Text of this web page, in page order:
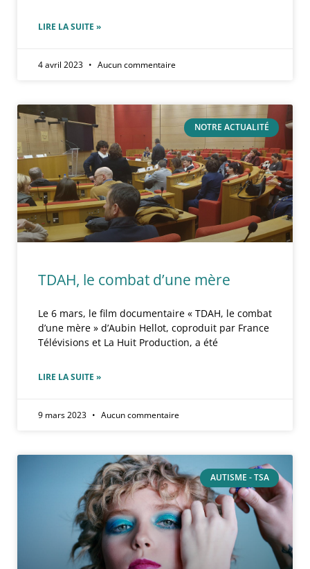
LIRE LA SUITE »
4 avril 2023 Aucun commentaire
NOTRE ACTUALITÉ
TDAH, le combat d’une mère
Le 6 mars, le film documentaire « TDAH, le combat
d’une mère » d’Aubin Hellot, coproduit par France
Télévisions et La Huit Production, a été
LIRE LA SUITE »
9 mars 2023 Aucun commentaire
AUTISME - TSA